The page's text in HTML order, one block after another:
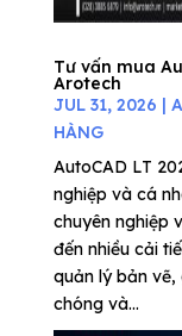
Tư vấn mua
Arotech
JUL 31, 2026 |
HÀNG
AutoCAD LT
nghiệp và cá
chuyên nghiệp
đến nhiều cải
quản lý bản vẽ,
chóng và...